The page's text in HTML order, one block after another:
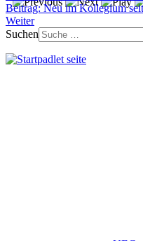
Beitrag: Neu im Kollegium
Weiter
Suchen